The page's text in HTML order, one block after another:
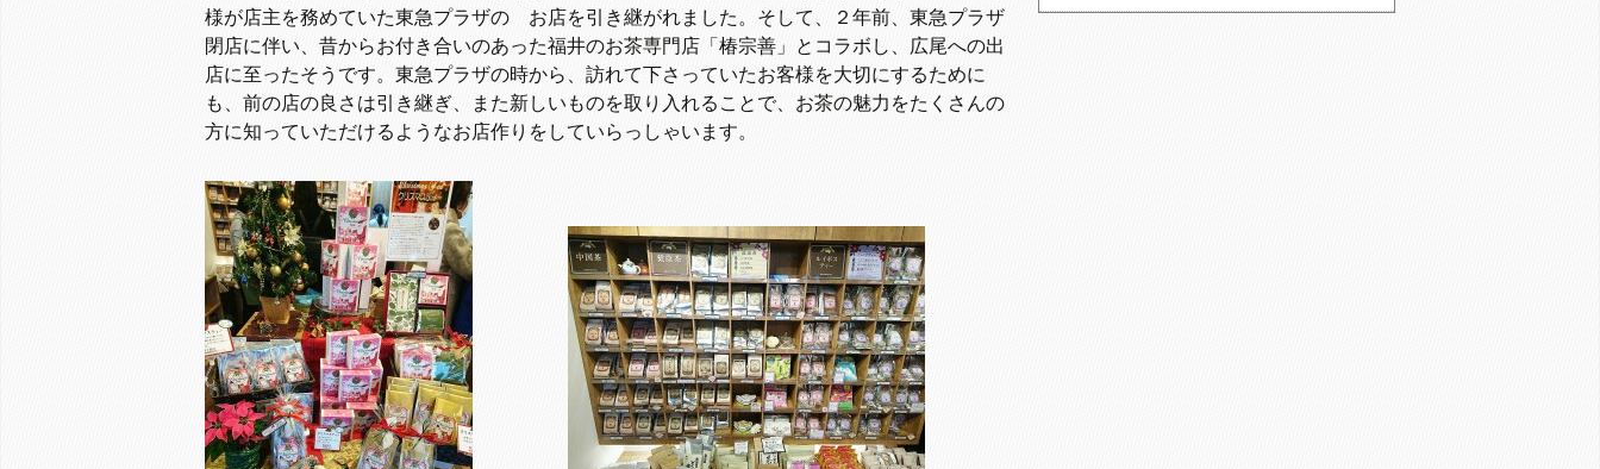
様が店主を務めていた東急プラザの お店を引き継がれました。そして、２年前、東急プラザ
閉店に伴い、昔からお付き合いのあった福井のお茶専門店「椿宗善」とコラボし、広尾への出
店に至ったそうです。東急プラザの時から、訪れて下さっていたお客様を大切にするために
も、前の店の良さは引き継ぎ、また新しいものを取り入れることで、お茶の魅力をたくさんの
方に知っていただけるようなお店作りをしていらっしゃいます。